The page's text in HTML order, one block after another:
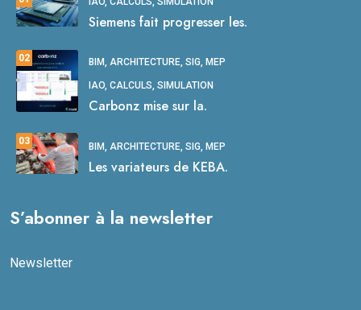
Siemens fait progresser les.
02 BIM, ARCHITECTURE, SIG, MEP
IAO, CALCULS, SIMULATION
Carbonz mise sur la.
03 BIM, ARCHITECTURE, SIG, MEP
Les variateurs de KEBA.
S’abonner à la newsletter
Newsletter